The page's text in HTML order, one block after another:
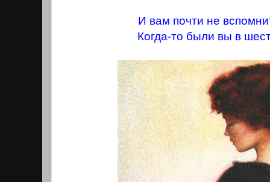
И вам почти не
Когда-то были вы в